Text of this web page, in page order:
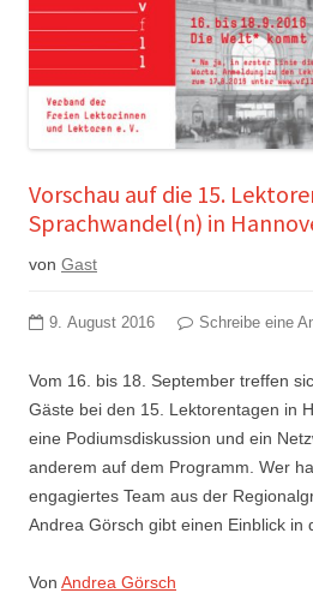
Vorschau auf die 15.
Sprachwandel(n) in
von Gast
9. August 2016 Schreibe eine
Vom 16. bis 18. September treffen
Gäste bei den 15. Lektorentagen in
eine Podiumsdiskussion und ein
anderem auf dem Programm. Wer
engagiertes Team aus der
Andrea Görsch gibt einen Einblick in
Von Andrea Görsch